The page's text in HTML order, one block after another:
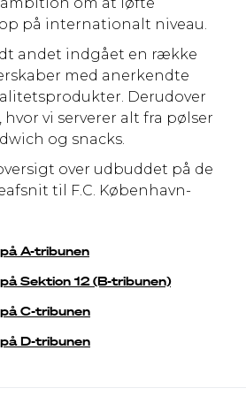
på internationalt niveau.
andet indgået en række
med anerkendte
Derudover
hvor vi serverer alt fra pølser
og snacks.
over udbuddet på de
til F.C. København-
A-tribunen
Sektion 12 (B-tribunen)
C-tribunen
D-tribunen